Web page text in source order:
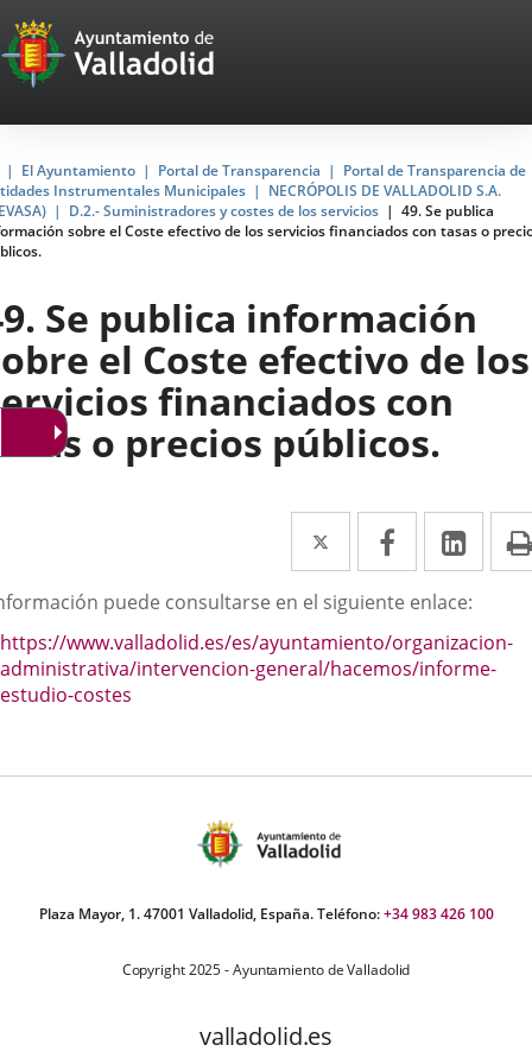
Portal
Web
del
Ayuntamiento
de
Valladolid
El Ayuntamiento Portal de Transparencia
Portal de Transparencia de
Instrumentales Municipales
NECRÓPOLIS DE VALLADOLID S.A.
D.2.- Suministradores y costes de los servicios
49. Se publica
sobre el Coste efectivo de los servicios financiados con tasas o
Se publica información
el Coste efectivo de los
financiados con
o precios públicos.
Twitter
Enlace
a
una
aplicación
Facebook
Enlace
a
una
aplicación
a
una
puede consultarse en el siguiente enlace:
https://www.valladolid.es/es/ayuntamiento/organizacion-
administrativa/intervencion-general/hacemos/informe-
estudio-costes
Plaza Mayor, 1. 47001 Valladolid, España. Teléfono:+34 983 426 100
Copyright 2025 - Ayuntamiento de Valladolid
valladolid.es